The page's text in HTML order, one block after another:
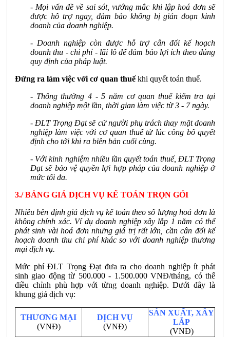
- Mọi vấn đề về sai sót, vướng mắc khi lập hoá đơn sẽ
được hỗ trợ ngay, đảm bảo không bị gián đoạn kinh
doanh của doanh nghiệp.
- Doanh nghiệp còn được hỗ trợ cân đối kế hoạch
doanh thu - chi phí - lãi lỗ để đảm bảo lợi ích theo đúng
quy định của pháp luật.
Đứng ra làm việc với cơ quan thuếkhi quyết toán thuế.
- Thông thường 4 - 5 năm cơ quan thuế kiểm tra tại
doanh nghiệp một lần, thời gian làm việc từ 3 - 7 ngày.
- ĐLT Trọng Đạt sẽ cử người phụ trách thay mặt doanh
nghiệp làm việc với cơ quan thuế từ lúc công bố quyết
định cho tới khi ra biên bản cuối cùng.
- Với kinh nghiệm nhiều lần quyết toán thuế, ĐLT Trọng
Đạt sẽ bảo vệ quyền lợi hợp pháp của doanh nghiệp ở
mức tối đa.
3./ BẢNG GIÁ DỊCH VỤ KẾ TOÁN TRỌN GÓI
Nhiều bên định giá dịch vụ kế toán theo số lượng hoá đơn là
không chính xác. Ví dụ doanh nghiệp xây lắp 1 năm có thể
phát sinh vài hoá đơn nhưng giá trị rất lớn, cần cân đối kế
hoạch doanh thu chi phí khác so với doanh nghiệp thương
mại dịch vụ.
Mức phí ĐLT Trọng Đạt đưa ra cho doanh nghiệp ít phát
sinh giao động từ 500.000 - 1.500.000 VNĐ/tháng, có thể
điều chỉnh phù hợp với từng doanh nghiệp. Dưới đây là
khung giá dịch vụ:
THƯƠNG MẠI
(VNĐ)
DỊCH VỤ
(VNĐ)
SẢN XUẤT, XÂY
LẮP
(VNĐ)